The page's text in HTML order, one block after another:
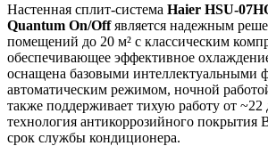
Настенная сплит-система Haier HSU-
Quantum On/Offявляется надежным
помещений до 20 м² с классическим
обеспечивающее эффективное
оснащена базовыми интеллектуальными
автоматическим режимом, ночной
также поддерживает тихую работу от
технология антикоррозийного покрытия
срок службы кондиционера.